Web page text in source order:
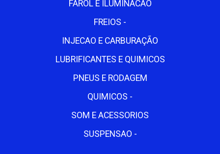
FAROL E ILUMINACAO
FREIOS -
INJECAO E CARBURAÇÃO
LUBRIFICANTES E QUIMICOS
PNEUS E RODAGEM
QUIMICOS -
SOM E ACESSORIOS
SUSPENSAO -